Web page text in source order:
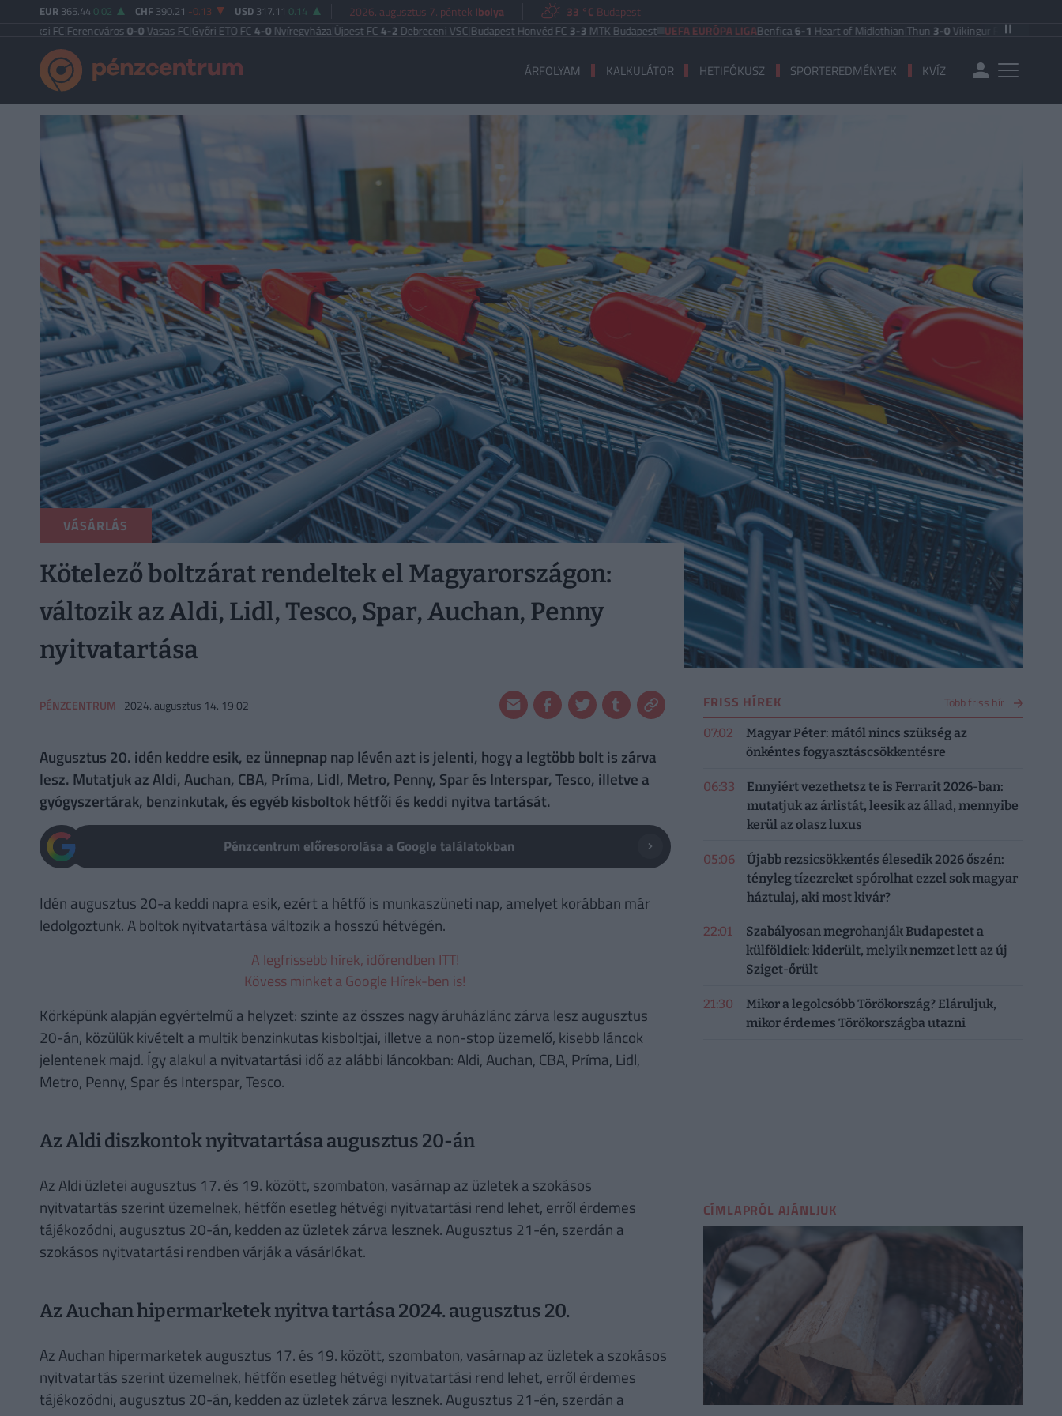
EUR 365.44 0.02 CHF 390.21 -0.13 USD 317.11 0.14 2026. augusztus 7. péntek Ibolya 33 °C Budapest
Ferencváros0-0Vasas FC|Győri ETO FC4-0Nyíregyháza|Újpest FC4-2Debreceni VSC|Budapest Honvéd FC3-3MTK Budapest UEFA EURÓPA LIGABenfica6-1Heart of Midlothian|Thun3-0 Vikingur Reykjavik PAOK
ÁRFOLYAM KALKULÁTOR HETIFÓKUSZ SPORTEREDMÉNYEK KVÍZ
VÁSÁRLÁS
Kötelező boltzárat rendeltek el Magyarországon:
változik az Aldi, Lidl, Tesco, Spar, Auchan, Penny
nyitvatartása
PÉNZCENTRUM 2024. augusztus 14. 19:02
Augusztus 20. idén keddre esik, ez ünnepnap nap lévén azt is jelenti, hogy a legtöbb bolt is zárva
lesz. Mutatjuk az Aldi, Auchan, CBA, Príma, Lidl, Metro, Penny, Spar és Interspar, Tesco, illetve a
gyógyszertárak, benzinkutak, és egyéb kisboltok hétfői és keddi nyitva tartását.
Pénzcentrum előresorolása a Google találatokban
Idén augusztus 20-a keddi napra esik, ezért a hétfő is munkaszüneti nap, amelyet korábban már
ledolgoztunk. A boltok nyitvatartása változik a hosszú hétvégén.
A legfrissebb hírek, időrendben ITT!
Kövess minket a Google Hírek-ben is!
Körképünk alapján egyértelmű a helyzet: szinte az összes nagy áruházlánc zárva lesz augusztus
20-án, közülük kivételt a multik benzinkutas kisboltjai, illetve a non-stop üzemelő, kisebb láncok
jelentenek majd. Így alakul a nyitvatartási idő az alábbi láncokban: Aldi, Auchan, CBA, Príma, Lidl,
Metro, Penny, Spar és Interspar, Tesco.
Az Aldi diszkontok nyitvatartása augusztus 20-án
Az Aldi üzletei augusztus 17. és 19. között, szombaton, vasárnap az üzletek a szokásos
nyitvatartás szerint üzemelnek, hétfőn esetleg hétvégi nyitvatartási rend lehet, erről érdemes
tájékozódni, augusztus 20-án, kedden az üzletek zárva lesznek. Augusztus 21-én, szerdán a
szokásos nyitvatartási rendben várják a vásárlókat.
Az Auchan hipermarketek nyitva tartása 2024. augusztus 20.
Az Auchan hipermarketek augusztus 17. és 19. között, szombaton, vasárnap az üzletek a szokásos
nyitvatartás szerint üzemelnek, hétfőn esetleg hétvégi nyitvatartási rend lehet, erről érdemes
tájékozódni, augusztus 20-án, kedden az üzletek zárva lesznek. Augusztus 21-én, szerdán a
FRISS HÍREK Több friss hír
07:02
Magyar Péter: mától nincs szükség az
önkéntes fogyasztáscsökkentésre
06:33
Ennyiért vezethetsz te is Ferrarit 2026-ban:
mutatjuk az árlistát, leesik az állad, mennyibe
kerül az olasz luxus
05:06
Újabb rezsicsökkentés élesedik 2026 őszén:
tényleg tízezreket spórolhat ezzel sok magyar
háztulaj, aki most kivár?
22:01
Szabályosan megrohanják Budapestet a
külföldiek: kiderült, melyik nemzet lett az új
Sziget-őrült
21:30
Mikor a legolcsóbb Törökország? Eláruljuk,
mikor érdemes Törökországba utazni
CÍMLAPRÓL AJÁNLJUK